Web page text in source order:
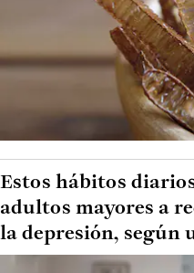
Estos hábitos
adultos mayores a
la depresión, según